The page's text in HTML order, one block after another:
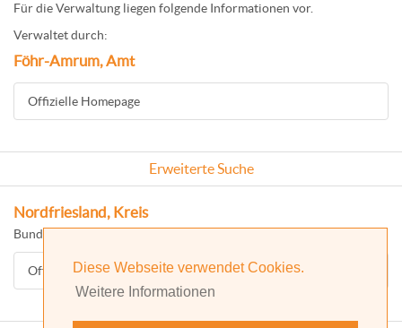
Diese Webseite verwendet Cookies.
Weitere Informationen
Für die Verwaltung liegen folgende Informationen vor.
Verwaltet durch:
Föhr-Amrum, Amt
Offizielle Homepage
Erweiterte Suche
Nordfriesland, Kreis
Bundesland: Schleswig-Holstein
Offizielle Homepage